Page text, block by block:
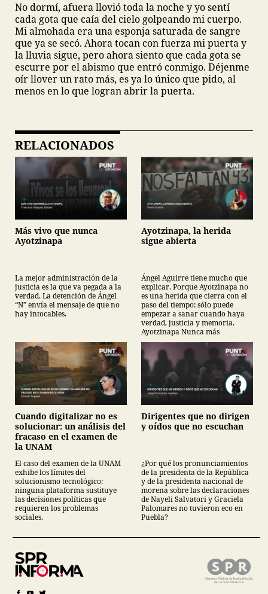
No dormí, afuera llovió toda la noche y yo sentí
cada gota que caía del cielo golpeando mi cuerpo.
Mi almohada era una esponja saturada de sangre
que ya se secó. Ahora tocan con fuerza mi puerta y
la lluvia sigue, pero ahora siento que cada gota se
escurre por el abismo que entró conmigo. Déjenme
oír llover un rato más, es ya lo único que pido, al
menos en lo que logran abrir la puerta.
RELACIONADOS
Más vivo que nunca
Ayotzinapa
La mejor administración de la
justicia es la que va pegada a la
verdad. La detención de Ángel
“N” envía el mensaje de que no
hay intocables.
Ayotzinapa, la herida
sigue abierta
Ángel Aguirre tiene mucho que
explicar. Porque Ayotzinapa no
es una herida que cierra con el
paso del tiempo: sólo puede
empezar a sanar cuando haya
verdad, justicia y memoria.
Ayotzinapa Nunca más
Cuando digitalizar no es
solucionar: un análisis del
fracaso en el examen de
la UNAM
El caso del examen de la UNAM
exhibe los límites del
solucionismo tecnológico:
ninguna plataforma sustituye
las decisiones políticas que
requieren los problemas
sociales.
Dirigentes que no dirigen
y oídos que no escuchan
¿Por qué los pronunciamientos
de la presidenta de la República
y de la presidenta nacional de
morena sobre las declaraciones
de Nayeli Salvatori y Graciela
Palomares no tuvieron eco en
Puebla?